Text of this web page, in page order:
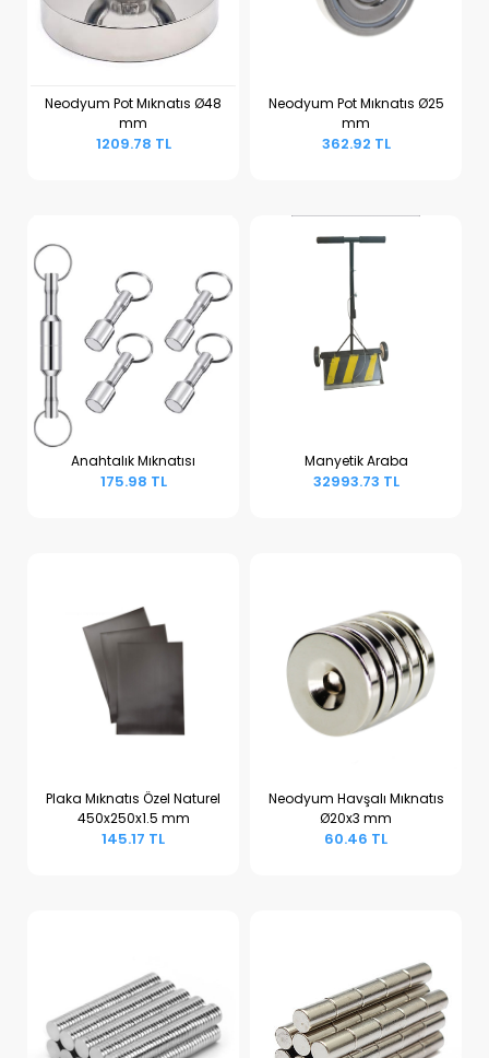
Sepete Ekle
Neodyum Pot Mıknatıs Ø48
mm
1209.78 TL
Sepete Ekle
Neodyum Pot Mıknatıs Ø25
mm
362.92 TL
Sepete Ekle
Anahtalık Mıknatısı
175.98 TL Sepete Ekle
Manyetik Araba
32993.73 TL
Sepete Ekle
Plaka Mıknatıs Özel Naturel
450x250x1.5 mm
145.17 TL
Sepete Ekle
Neodyum Havşalı Mıknatıs
Ø20x3 mm
60.46 TL